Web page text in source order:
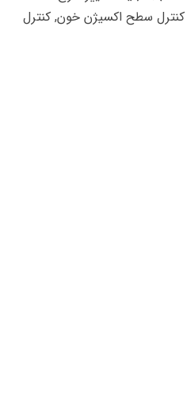
کنترل سطح اکسیژن خون, کنترل